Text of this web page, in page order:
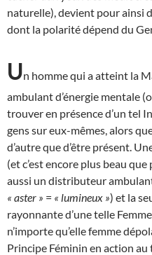
naturelle), devient pour ainsi
dont la polarité dépend du
Un homme qui a atteint la
ambulant d’énergie mentale
trouver en présence d’un tel
gens sur eux-mêmes, alors
d’autre que d’être présent.
(et c’est encore plus beau
aussi un distributeur
« aster » = « lumineux ») et la
rayonnante d’une telle
n’importe qu’elle femme
Principe Féminin en action